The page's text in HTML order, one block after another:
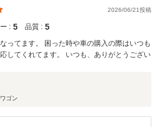
ポートさせて頂きます。引き続き末永い
い致します。
2026/06/21投稿
: 5 品質 : 5
ってます。 困った時や車の購入の際はいつも
してくれてます。 いつも、ありがとうござい
ワゴン